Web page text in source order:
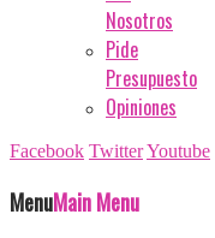
Nosotros
Pide
Presupuesto
Opiniones
Facebook TwitterYoutube
MenuMain Menu